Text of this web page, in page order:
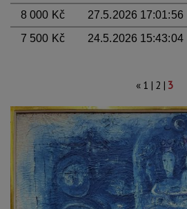
8 000 Kč
27.5.2026 17:01:56
7 500 Kč
24.5.2026 15:43:04
« 1 | 2 | 3